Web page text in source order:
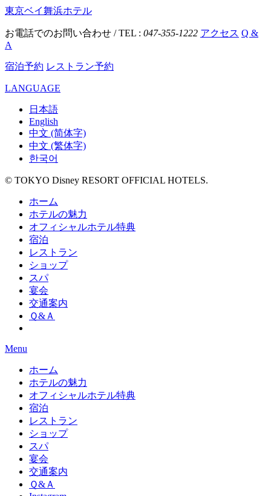
東京ベイ舞浜ホテル
お電話でのお問い合わせ / TEL : 047-355-1222 アクセス Q &
A
宿泊予約 レストラン予約
LANGUAGE
日本語
English
中文 (简体字)
中文 (繁体字)
한국어
© TOKYO Disney RESORT OFFICIAL HOTELS.
ホーム
ホテルの魅力
オフィシャルホテル特典
宿泊
レストラン
ショップ
スパ
宴会
交通案内
Ｑ&Ａ
Menu
ホーム
ホテルの魅力
オフィシャルホテル特典
宿泊
レストラン
ショップ
スパ
宴会
交通案内
Ｑ&Ａ